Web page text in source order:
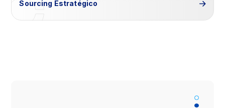
Sourcing Estratégico